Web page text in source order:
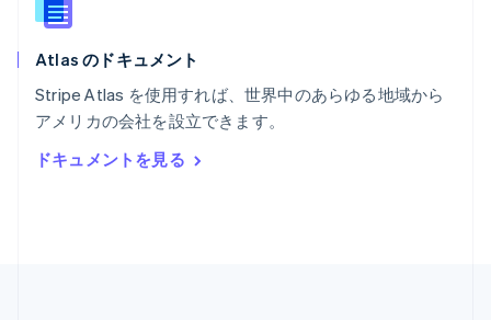
Atlas のドキュメント
Stripe Atlas を使用すれば、世界中のあらゆる地域から
アメリカの会社を設立できます。
ドキュメントを見る
ラトビア
リトアニア
リヒテンシュタイン
DeutschEnglish
ルーマニア
English